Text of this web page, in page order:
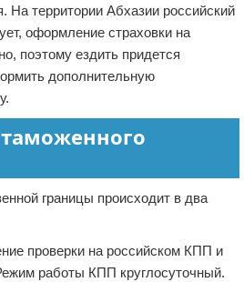
На территории Абхазии российский
оформление страховки на
поэтому ездить придется
дополнительную
границы происходит в два
проверки на российском КПП и
работы КПП круглосуточный.